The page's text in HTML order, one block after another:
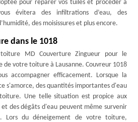
pour réparer vos tuiles et procéder à
évitera des infiltrations d’eau, des
des moisissures et plus encore.
dans le 1018
MD Couverture Zingueur pour le
de votre toiture à Lausanne. Couvreur 1018
accompagner efficacement. Lorsque la
s'amorce, des quantités importantes d'eau
Une telle situation est propice aux
des dégâts d'eau peuvent même survenir
Lors du déneigement de votre toiture,